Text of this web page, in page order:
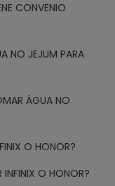
CONVENIO
NO JEJUM PARA
ÁGUA NO
O HONOR?
INFINIX O HONOR?